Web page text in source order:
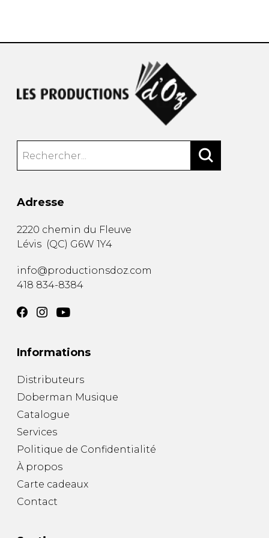
Adresse
2220 chemin du Fleuve
Lévis (QC) G6W 1Y4
info@productionsdoz.com
418 834-8384
Informations
Distributeurs
Doberman Musique
Catalogue
Services
Politique de Confidentialité
À propos
Carte cadeaux
Contact